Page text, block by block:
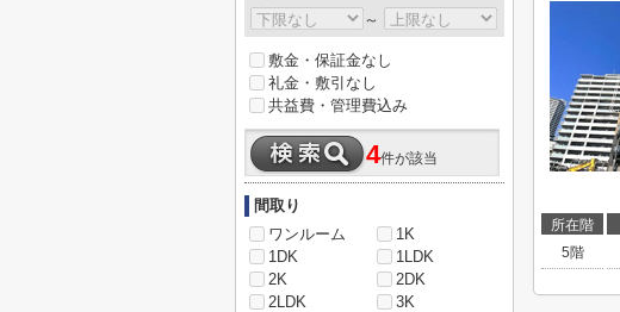
所在階
5階
～
敷金・保証金なし
礼金・敷引なし
共益費・管理費込み
4件が該当
間取り
ワンルーム
1K
1DK
1LDK
2K
2DK
2LDK
3K